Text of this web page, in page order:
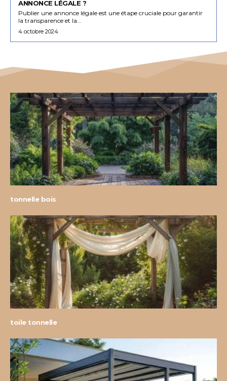
ANNONCE LÉGALE ?
Publier une annonce légale est une étape cruciale pour garantir
la transparence et la...
4 octobre 2024
tonnelle bois
toile tonnelle